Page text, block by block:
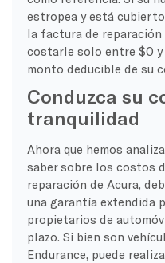
estropea y está
la factura de reparación
costarle solo entre $0
monto deducible de su
Conduzca su
tranquilidad
Ahora que hemos
saber sobre los costos
reparación de Acura,
una garantía extendida
propietarios de
plazo. Si bien son
Endurance, puede